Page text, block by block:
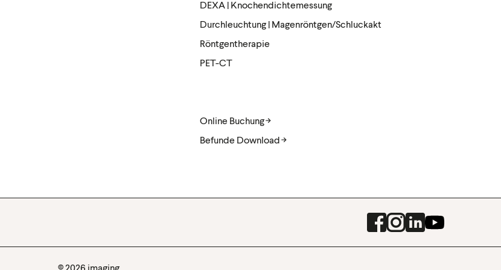
DEXA | Knochendichtemessung
Durchleuchtung | Magenröntgen/Schluckakt
Röntgen­the­rapie
PET-CT
Online Buchung
Befunde Download
Facebook
Instagram
LinkedInYoutube
© 2026 imaging